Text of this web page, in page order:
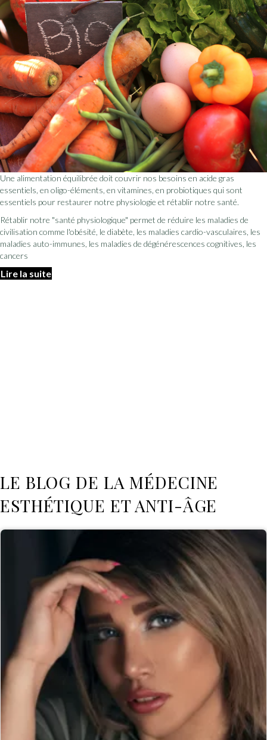
Une alimentation équilibrée doit couvrir nos besoins en acide gras
essentiels, en oligo-éléments, en vitamines, en probiotiques qui sont
essentiels pour restaurer notre physiologie et rétablir notre santé.
Rétablir notre "santé physiologique" permet de réduire les maladies de
civilisation comme l'obésité, le diabète, les maladies cardio-vasculaires, les
maladies auto-immunes, les maladies de dégénérescences cognitives, les
cancers
Lire la suite
LE BLOG DE LA MÉDECINE
ESTHÉTIQUE ET ANTI-ÂGE